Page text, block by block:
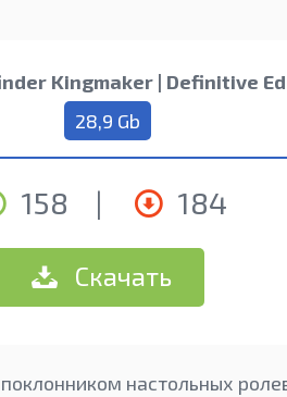
Kingmaker | Definitive
28,9 Gb
158 | 184
Скачать
настольных